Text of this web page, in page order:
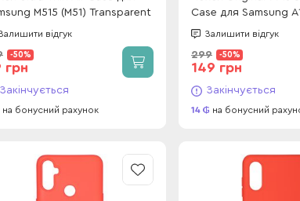
M515 (M51) Transparent
відгук
-50%
грн
Закінчується
на бонусний рахунок
Case для Samsung
(A11)/M115 (M11) Mint
Залишити відгук
299 -50%
149 грн
Закінчується
14 на бонусний